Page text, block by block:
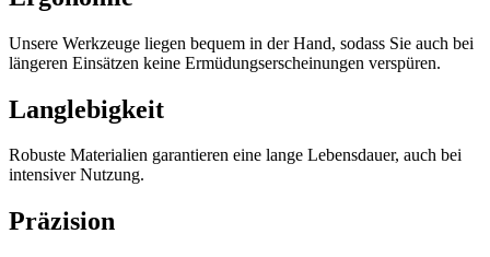
Unsere Werkzeuge liegen bequem in der Hand, sodass Sie auch bei
längeren Einsätzen keine Ermüdungserscheinungen verspüren.
Langlebigkeit
Robuste Materialien garantieren eine lange Lebensdauer, auch bei
intensiver Nutzung.
Präzision